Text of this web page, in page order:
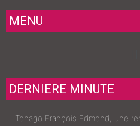
MENU
DERNIERE MINUTE
Tchago François Edmond, une